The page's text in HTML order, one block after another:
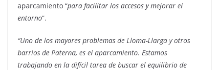
aparcamiento “para facilitar los accesos y mejorar el
entorno”.
“Uno de los mayores problemas de Lloma-Llarga y otros
barrios de Paterna, es el aparcamiento. Estamos
trabajando en la difícil tarea de buscar el equilibrio de